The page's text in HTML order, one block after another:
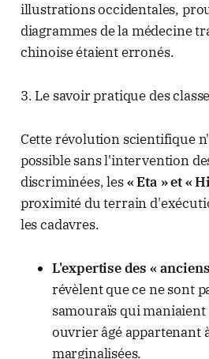
illustrations occidentales,
diagrammes de la médecine
chinoise étaient erronés.
3. Le savoir pratique des
Cette révolution scientifique
possible sans l'intervention
discriminées, les« Eta » et «
proximité du terrain
les cadavres.
L'expertise des «
révèlent que ce ne sont
samouraïs qui maniaient
ouvrier âgé appartenant
marginalisées.